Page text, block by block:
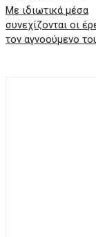
Με ιδιωτικά μέσα
συνεχίζονται οι
τον αγνοούμενο